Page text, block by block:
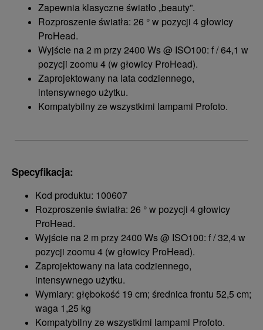
Zapewnia klasyczne światło „beauty”.
Rozproszenie światła: 26 ° w pozycji 4 głowicy
ProHead.
Wyjście na 2 m przy 2400 Ws @ ISO100: f / 64,1 w
pozycji zoomu 4 (w głowicy ProHead).
Zaprojektowany na lata codziennego,
intensywnego użytku.
Kompatybilny ze wszystkimi lampami Profoto.
Specyfikacja:
Kod produktu: 100607
Rozproszenie światła: 26 ° w pozycji 4 głowicy
ProHead.
Wyjście na 2 m przy 2400 Ws @ ISO100: f / 32,4 w
pozycji zoomu 4 (w głowicy ProHead).
Zaprojektowany na lata codziennego,
intensywnego użytku.
Wymiary: głębokość 19 cm; średnica frontu 52,5 cm;
waga 1,25 kg
Kompatybilny ze wszystkimi lampami Profoto.